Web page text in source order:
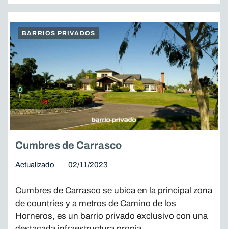
BARRIOS PRIVADOS
Cumbres de Carrasco
Actualizado 02/11/2023
Cumbres de Carrasco se ubica en la principal zona
de countries y a metros de Camino de los
Horneros, es un barrio privado exclusivo con una